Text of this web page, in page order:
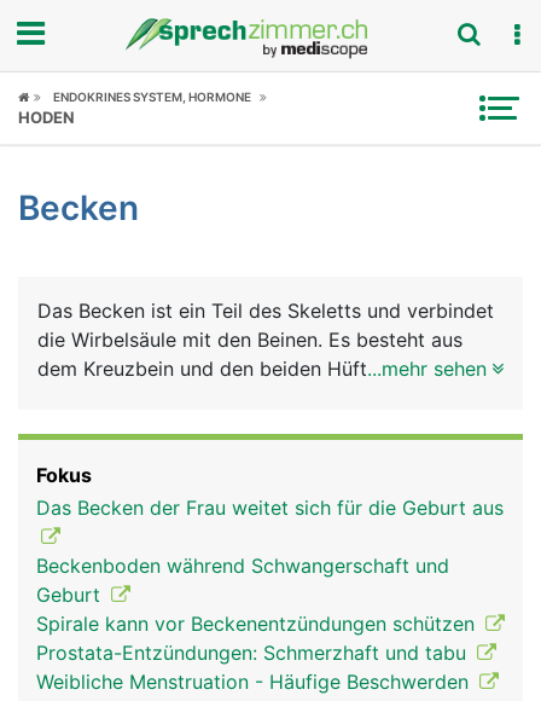
Fokus
Symptome
News
Rubriken
ENDOKRINES SYSTEM, HORMONE
HODEN
Becken
Das Becken ist ein Teil des Skeletts und verbindet
die Wirbelsäule mit den Beinen. Es besteht aus
dem Kreuzbein und den beiden Hüftbeinen mit
oder Beckengürtel bezeichnet. Über diesen festen
und stabilen Ring wird das Körpergewicht
gleichmässig auf die Oberschenkelknochen verteilt
und dadurch die aufrechte Haltung und ein
sicherer Stand ermöglicht. Wirbelsäule, Becken
und Beine sind durch viele verschiedene Bänder
und Muskeln miteinander verbunden. Sie geben
dem Beckengürtel zusätzliche Festigkeit und
...mehr sehen
Fokus
Das Becken der Frau weitet sich für die Geburt aus
Beckenboden während Schwangerschaft und
Geburt
Spirale kann vor Beckenentzündungen schützen
Prostata-Entzündungen: Schmerzhaft und tabu
Weibliche Menstruation - Häufige Beschwerden